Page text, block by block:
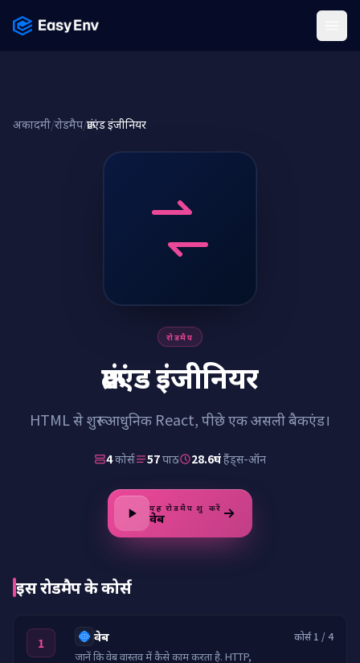
अकादमी/रोडमैप/फ्रंटएंड इंजीनियर
रोडमैप
फ्रंटएंड इंजीनियर
HTML से शुरू। आधुनिक React, पीछे एक असली बैकएंड।
4कोर्स 57पाठ 28.6घंहैंड्स-ऑन
यह रोडमैप शुरू करें
वेब
इस रोडमैप के कोर्स
1 वेब
जानें कि वेब वास्तव में कैसे काम करता है. HTTP,
कोर्स 1 / 4